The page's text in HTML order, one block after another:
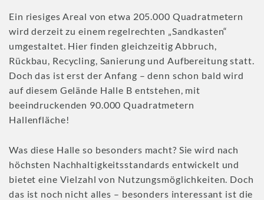
Ein riesiges Areal von etwa 205.000 Quadratmetern
wird derzeit zu einem regelrechten „Sandkasten“
umgestaltet. Hier finden gleichzeitig Abbruch,
Rückbau, Recycling, Sanierung und Aufbereitung statt.
Doch das ist erst der Anfang – denn schon bald wird
auf diesem Gelände Halle B entstehen, mit
beeindruckenden 90.000 Quadratmetern
Hallenfläche!
Was diese Halle so besonders macht? Sie wird nach
höchsten Nachhaltigkeitsstandards entwickelt und
bietet eine Vielzahl von Nutzungsmöglichkeiten. Doch
das ist noch nicht alles – besonders interessant ist die